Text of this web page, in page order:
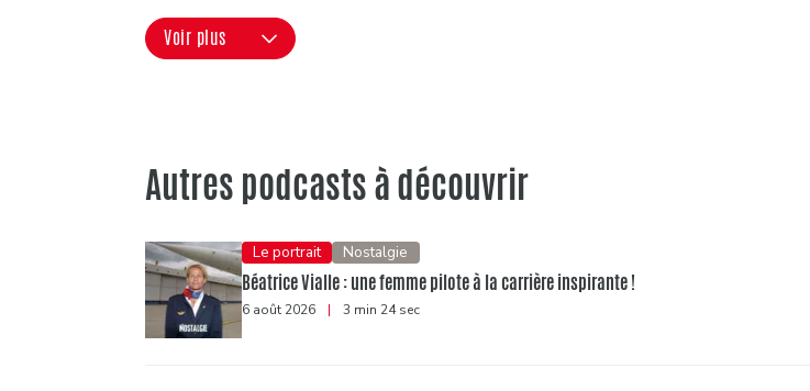
Voir plus
Autres podcasts à découvrir
Le portrait Nostalgie
Béatrice Vialle : une femme pilote à la carrière inspirante !
6 août 2026 | 3 min 24 sec